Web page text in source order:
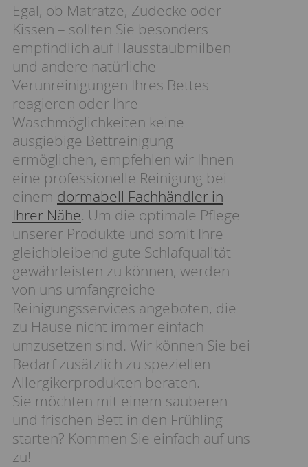
Egal, ob Matratze, Zudecke oder
Kissen – sollten Sie besonders
empfindlich auf Hausstaubmilben
und andere natürliche
Verunreinigungen Ihres Bettes
reagieren oder Ihre
Waschmöglichkeiten keine
ausgiebige Bettreinigung
ermöglichen, empfehlen wir Ihnen
eine professionelle Reinigung bei
einem dormabell Fachhändler in
Ihrer Nähe. Um die optimale Pflege
unserer Produkte und somit Ihre
gleichbleibend gute Schlafqualität
gewährleisten zu können, werden
von uns umfangreiche
Reinigungsservices angeboten, die
zu Hause nicht immer einfach
umzusetzen sind. Wir können Sie bei
Bedarf zusätzlich zu speziellen
Allergikerprodukten beraten.
Sie möchten mit einem sauberen
und frischen Bett in den Frühling
starten? Kommen Sie einfach auf uns
zu!